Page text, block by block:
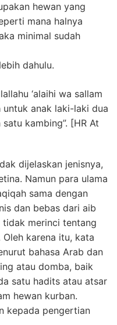
hewan yang
mana halnya
minimal sudah
dahulu.
‘alaihi wa sallam
untuk anak laki-laki dua
kambing”. [HR At
dijelaskan jenisnya,
Namun para ulama
sama dengan
dan bebas dari aib
merinci tentang
karena itu, kata
bahasa Arab dan
atau domba, baik
satu hadits atau atsar
hewan kurban.
kepada pengertian